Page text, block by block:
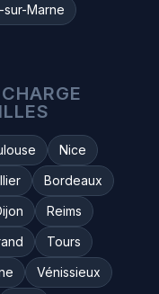
sur-Marne
Nice
Bordeaux
Reims
Tours
Vénissieux